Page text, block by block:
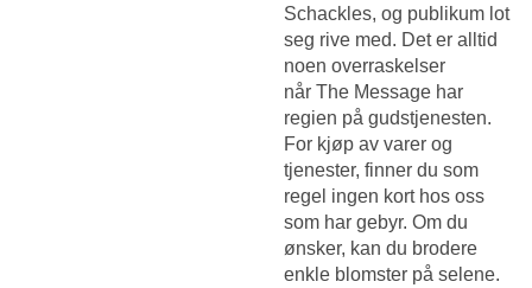
Schackles, og publikum lot
seg rive med. Det er alltid
noen overraskelser
når The Message har
regien på gudstjenesten.
For kjøp av varer og
tjenester, finner du som
regel ingen kort hos oss
som har gebyr. Om du
ønsker, kan du brodere
enkle blomster på selene.